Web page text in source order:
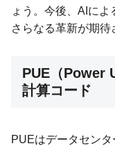
ょう。今後、AIによ
さらなる革新が期待
PUE（Power
計算コード
PUEはデータセンタ